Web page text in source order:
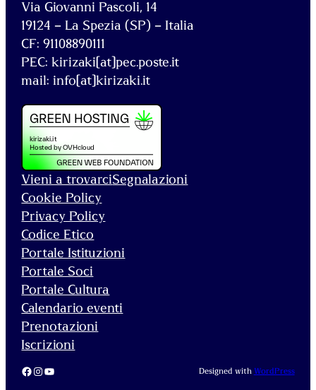
Via Giovanni Pascoli, 14
19124 – La Spezia (SP) – Italia
CF: 91108890111
PEC: kirizaki[at]pec.poste.it
mail: info[at]kirizaki.it
Vieni a trovarciSegnalazioni
Cookie Policy
Privacy Policy
Codice Etico
Portale Istituzioni
Portale Soci
Portale Cultura
Calendario eventi
Prenotazioni
Iscrizioni
Facebook
Instagram
YouTube Designed with WordPress